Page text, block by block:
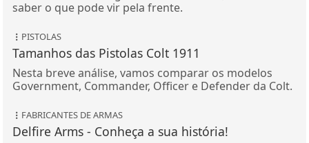
saber o que pode vir pela frente.
PISTOLAS
Tamanhos das Pistolas Colt 1911
Nesta breve análise, vamos comparar os modelos
Government, Commander, Officer e Defender da Colt.
FABRICANTES DE ARMAS
Delfire Arms - Conheça a sua história!